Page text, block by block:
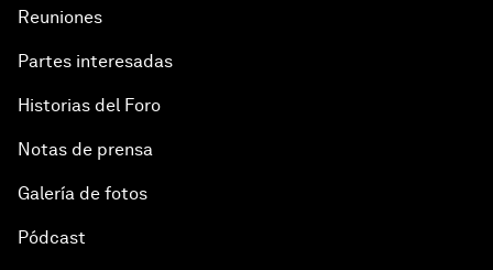
Reuniones
Partes interesadas
Historias del Foro
Notas de prensa
Galería de fotos
Pódcast